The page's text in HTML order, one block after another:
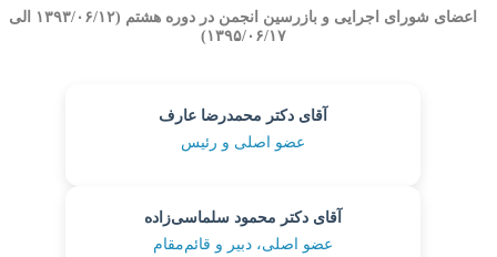
اعضای شورای اجرایی و بازرسین انجمن در دوره هشتم (۱۳۹۳/۰۶/۱۲ الی
۱۳۹۵/۰۶/۱۷)
آقای دکتر محمدرضا عارف
عضو اصلی و رئیس
آقای دکتر محمود سلماسی‌زاده
عضو اصلی، دبیر و قائم‌مقام